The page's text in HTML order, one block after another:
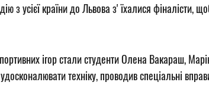
з усієї країни до Львова зʼїхалися
ігор стали студенти Олена Вакараш,
техніку, проводив спеціальні